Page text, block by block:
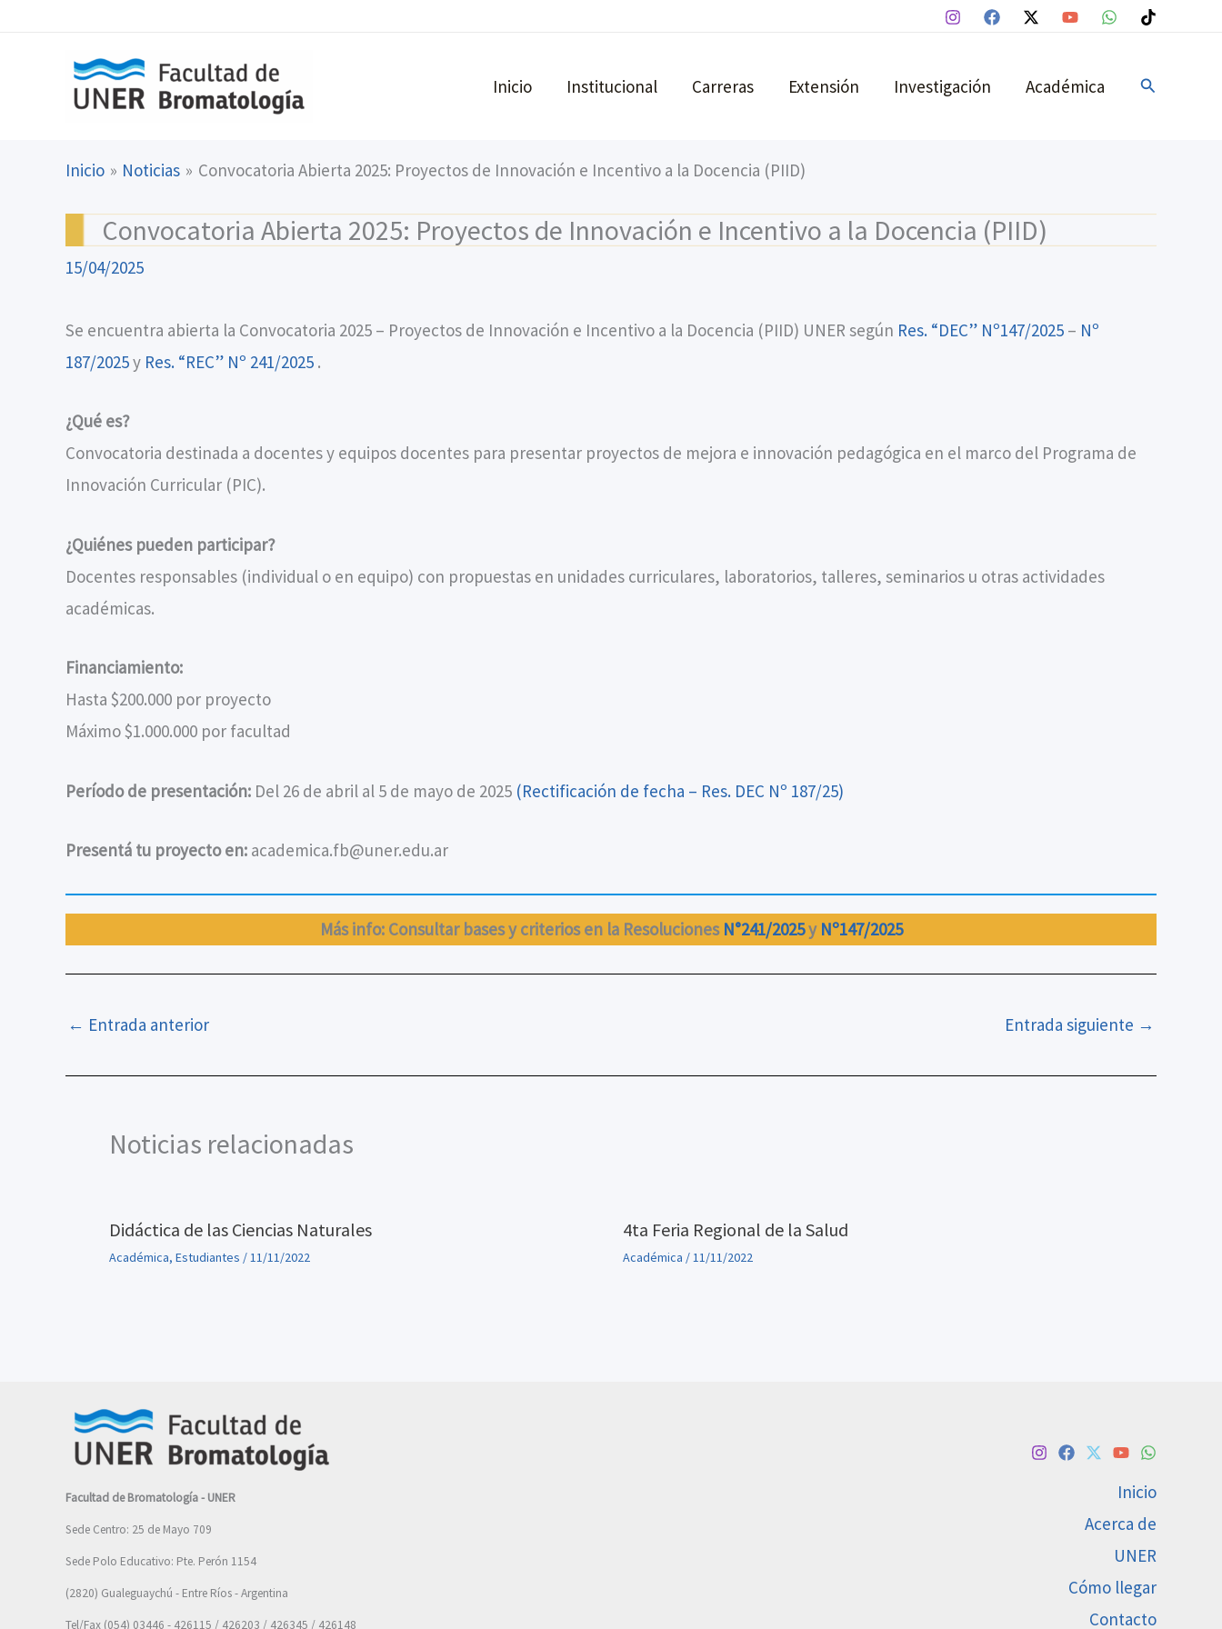
contenido
Inicio Institucional Carreras Extensión Investigación Académica Buscar
Inicio Noticias Convocatoria Abierta 2025: Proyectos de Innovación e Incentivo a la Docencia (PIID)
Convocatoria Abierta 2025: Proyectos de Innovación e Incentivo a la Docencia (PIID)
15/04/2025
Se encuentra abierta la Convocatoria 2025 – Proyectos de Innovación e Incentivo a la Docencia (PIID) UNER según Res. “DEC” Nº147/2025 – Nº
187/2025y Res. “REC” Nº 241/2025 .
¿Qué es?
Convocatoria destinada a docentes y equipos docentes para presentar proyectos de mejora e innovación pedagógica en el marco del Programa de
Innovación Curricular (PIC).
¿Quiénes pueden participar?
Docentes responsables (individual o en equipo) con propuestas en unidades curriculares, laboratorios, talleres, seminarios u otras actividades
académicas.
Financiamiento:
Hasta $200.000 por proyecto
Máximo $1.000.000 por facultad
Período de presentación: Del 26 de abril al 5 de mayo de 2025 (Rectificación de fecha – Res. DEC Nº 187/25)
Presentá tu proyecto en: academica.fb@uner.edu.ar
Más info: Consultar bases y criterios en la Resoluciones N°241/2025y Nº147/2025
← Entrada anterior Entrada siguiente →
Noticias relacionadas
Didáctica de las Ciencias Naturales
Académica, Estudiantes /11/11/2022
4ta Feria Regional de la Salud
Académica /11/11/2022
Facultad de Bromatología - UNER
Sede Centro: 25 de Mayo 709
Sede Polo Educativo: Pte. Perón 1154
(2820) Gualeguaychú - Entre Ríos - Argentina
Tel/Fax (054) 03446 - 426115 / 426203 / 426345 / 426148
Inicio
Acerca de
UNER
Cómo llegar
Contacto